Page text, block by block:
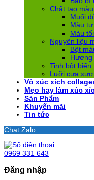
Chất tạo màu
Muối
Màu
Màu
Nguyên liệu
Bột
Hương
Tinh bột biến
Lưỡi cưa
Vỏ xúc xích
Mẹo hay làm xúc
Sản Phẩm
Khuyến mãi
Tin tức
Chat Zalo
0969 331 643
Đăng nhập